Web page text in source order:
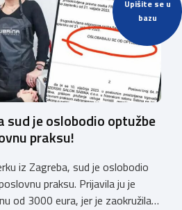
Upišite se u
bazu
vlasnika Fabijana Delhyse. ”
[…]
sud je oslobodio optužbe
praksu!
iz Zagreba, sud je oslobodio
praksu. Prijavila ju je
od 3000 eura, jer je zaokružila